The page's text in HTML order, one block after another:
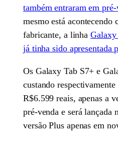
também entraram em
mesmo está acontecendo
fabricante, a linhaGalaxy
já tinha sido apresentada
Os Galaxy Tab S7+ e
custando
R$6.599 reais, apenas a
pré-venda e será lançada
versão Plus apenas em